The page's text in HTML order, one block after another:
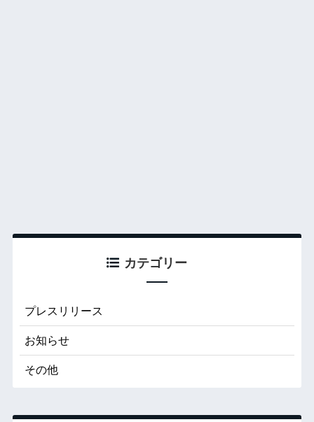
カテゴリー
プレスリリース
お知らせ
その他